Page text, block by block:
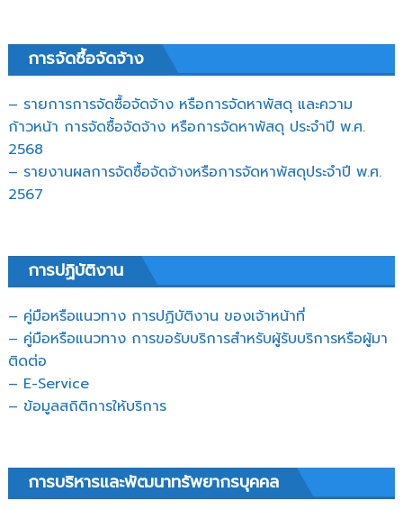
การจัดซื้อจัดจ้าง
– รายการการจัดซื้อจัดจ้าง หรือการจัดหาพัสดุ และความ
ก้าวหน้า การจัดซื้อจัดจ้าง หรือการจัดหาพัสดุ ประจำปี พ.ศ.
2568
– รายงานผลการจัดซื้อจัดจ้างหรือการจัดหาพัสดุประจำปี พ.ศ.
2567
การปฏิบัติงาน
– คู่มือหรือแนวทาง การปฏิบัติงาน ของเจ้าหน้าที่
– คู่มือหรือแนวทาง การขอรับบริการสำหรับผู้รับบริการหรือผู้มา
ติดต่อ
– E-Service
– ข้อมูลสถิติการให้บริการ
การบริหารและพัฒนาทรัพยากรบุคคล